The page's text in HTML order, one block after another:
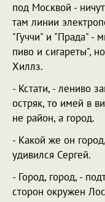
под Москвой -
там линии
"Гуччи" и "Прада" -
пиво и сигареты",
Хиллз.
- Кстати, - лениво
остряк, то имей в
не район, а город.
- Какой же он
удивился Сергей.
- Город, город, -
сторон окружен